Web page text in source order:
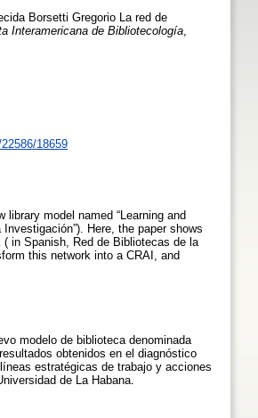
Borsetti Gregorio
La red de
Interamericana de Bibliotecología
18659
model named “Learning and
Here, the paper shows
in Spanish, Red de Bibliotecas de la
this network into a CRAI, and
modelo de biblioteca denominada
obtenidos en el diagnóstico
estratégicas de trabajo y acciones
de La Habana.